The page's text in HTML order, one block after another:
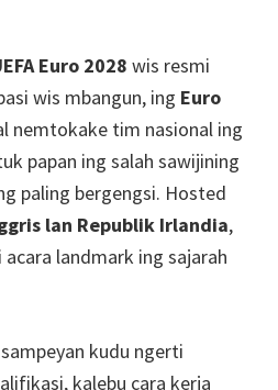
Euro 2028 wis resmi
wis mbangun, ing Euro
nemtokake tim nasional ing
papan ing salah sawijining
paling bergengsi. Hosted
lan Republik Irlandia,
landmark ing sajarah
kudu ngerti
kalebu cara kerja